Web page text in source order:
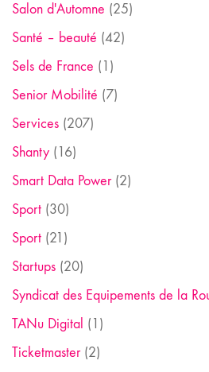
Salon d'Automne (25)
Santé – beauté (42)
Sels de France (1)
Senior Mobilité (7)
Services (207)
Shanty (16)
Smart Data Power(2)
Sport (30)
Sport (21)
Startups (20)
Syndicat des Equipements de la
TANu Digital (1)
Ticketmaster(2)